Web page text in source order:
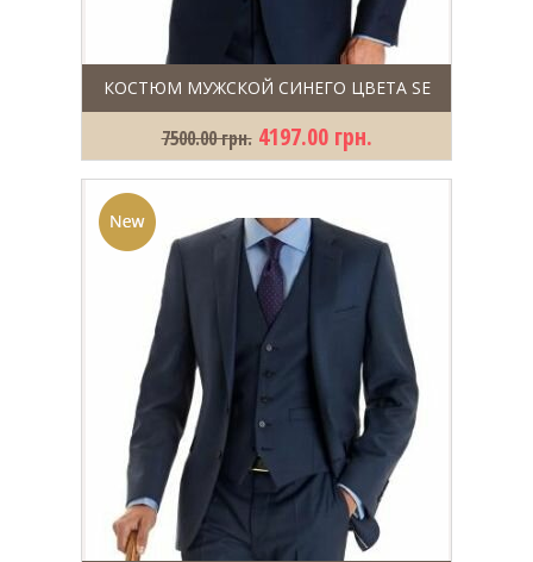
КОСТЮМ МУЖСКОЙ СИНЕГО ЦВЕТА SE
7500.00 грн. 4197.00 грн.